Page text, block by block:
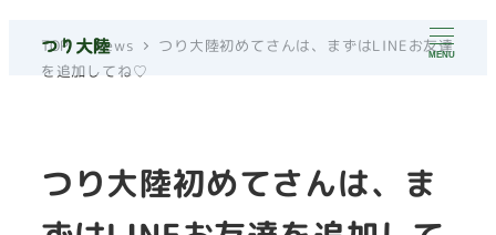
MENU
TOP News
つり大陸初めてさんは、まずはLINEお友達
を追加してね♡
つり大陸初めてさんは、ま